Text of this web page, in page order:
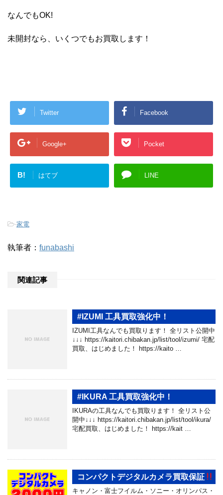
なんでもOK!
未開封なら、いくつでもお買取します！
Twitter Facebook
Google+ Pocket
B! はてブ LINE
-家電
執筆者： funabashi
関連記事
#IZUMI 工具買取強化中！
IZUMI工具なんでも買取ります！ 全リスト公開中
↓↓↓ https://kaitori.chibakan.jp/list/tool/izumi/ 宅配
買取、はじめました！ https://kaito …
#IKURA 工具買取強化中！
IKURAの工具なんでも買取ります！ 全リスト公
開中↓↓↓ https://kaitori.chibakan.jp/list/tool/ikura/
宅配買取、はじめました！ https://kait …
コンパクトデジタルカメラ買取保証
キャノン・富士フイルム・ソニー・オリンパス・